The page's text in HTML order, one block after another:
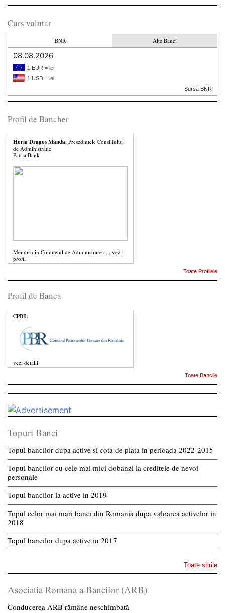
Curs valutar
BNR Alte Banci
08.08.2026
1 EUR = lei
1 USD = lei
Sursa BNR
Profil de Bancher
Horia Dragos Manda , Presedintele Consiliului
de Administratie
Patria Bank
Membru în Comitetul de Administrare a... vezi
profil
Toate Profilele
Profil de Banca
CPBR
vezi detalii
Toate Bancile
Topuri Banci
Topul bancilor dupa active si cota de piata in perioada 2022-2015
Topul bancilor cu cele mai mici dobanzi la creditele de nevoi
personale
Topul bancilor la active in 2019
Topul celor mai mari banci din Romania dupa valoarea activelor in
2018
Topul bancilor dupa active in 2017
Toate stirile
Asociatia Romana a Bancilor (ARB)
Conducerea ARB rămâne neschimbată